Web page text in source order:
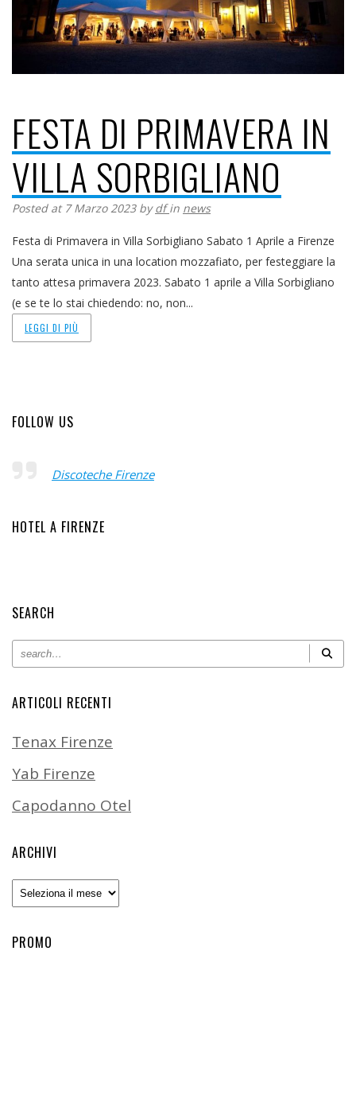
FESTA DI PRIMAVERA IN
VILLA SORBIGLIANO
Posted at 7 Marzo 2023 bydfin news
Festa di Primavera in Villa Sorbigliano Sabato 1 Aprile a Firenze
Una serata unica in una location mozzafiato, per festeggiare la
tanto attesa primavera 2023. Sabato 1 aprile a Villa Sorbigliano
(e se te lo stai chiedendo: no, non...
LEGGI DI PIÙ
FOLLOW US
Discoteche Firenze
HOTEL A FIRENZE
SEARCH
ARTICOLI RECENTI
Tenax Firenze
Yab Firenze
Capodanno Otel
ARCHIVI
Archivi
PROMO